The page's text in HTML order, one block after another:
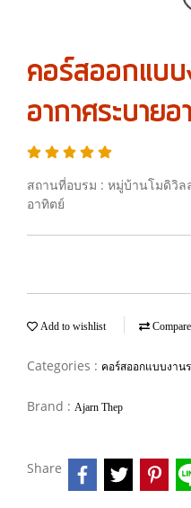
คอร์สออกแบ
อากาศระบาย
สถานที่อบรม : หมู่บ้านโมดิวิล
อาทิตย์
Add to wishlist Compare
Categories : คอร์สออกแบบงาน
Brand : Ajarn Thep
Share